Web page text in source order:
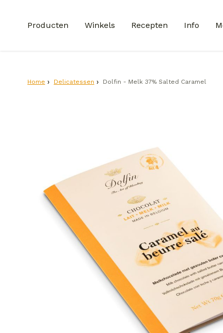
Producten Winkels Recepten Info
Home Delicatessen Dolfin - Melk 37% Salted Caramel